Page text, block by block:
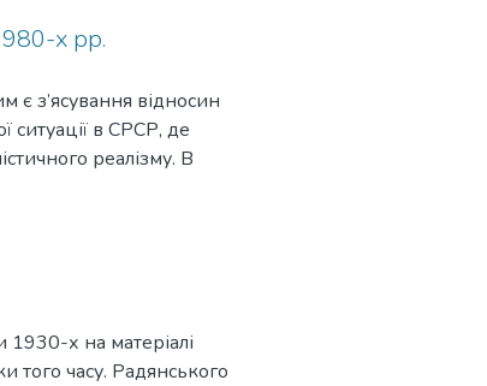
х рр.
є з’ясування відносин
ситуації в СРСР, де
реалізму. В
х на матеріалі
того часу. Радянського